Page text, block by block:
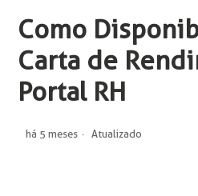
Como
Carta de
Portal RH
há 5 meses Atualizado